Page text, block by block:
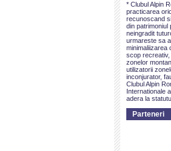
* Clubul Alpin
practicarea
recunoscand
din patrimoniul
neingradit
urmareste sa
minimaliizarea
scop
zonelor
utilizatorii
inconjurator,
Clubul Alpin
Internationale
adera la
Parteneri